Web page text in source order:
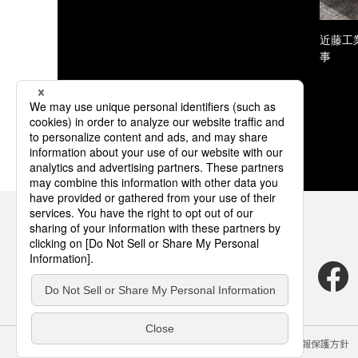
近藤工
事
サイトのご利用にあたって クッキーポリシー 個人情報保護方針